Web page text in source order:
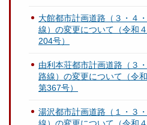
大館都市計画道路（３・４
線）の変更について（令和
204号）
由利本荘都市計画道路（３
路線）の変更について（令
第367号）
湯沢都市計画道路（１・３